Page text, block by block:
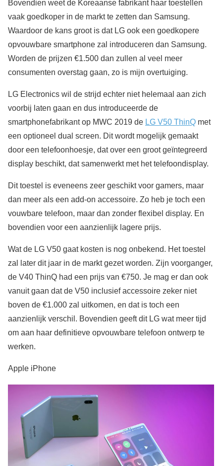
Bovendien weet de Koreaanse fabrikant haar toestellen
vaak goedkoper in de markt te zetten dan Samsung.
Waardoor de kans groot is dat LG ook een goedkopere
opvouwbare smartphone zal introduceren dan Samsung.
Worden de prijzen €1.500 dan zullen al veel meer
consumenten overstag gaan, zo is mijn overtuiging.
LG Electronics wil de strijd echter niet helemaal aan zich
voorbij laten gaan en dus introduceerde de
smartphonefabrikant op MWC 2019 de LG V50 ThinQ met
een optioneel dual screen. Dit wordt mogelijk gemaakt
door een telefoonhoesje, dat over een groot geïntegreerd
display beschikt, dat samenwerkt met het telefoondisplay.
Dit toestel is eveneens zeer geschikt voor gamers, maar
dan meer als een add-on accessoire. Zo heb je toch een
vouwbare telefoon, maar dan zonder flexibel display. En
bovendien voor een aanzienlijk lagere prijs.
Wat de LG V50 gaat kosten is nog onbekend. Het toestel
zal later dit jaar in de markt gezet worden. Zijn voorganger,
de V40 ThinQ had een prijs van €750. Je mag er dan ook
vanuit gaan dat de V50 inclusief accessoire zeker niet
boven de €1.000 zal uitkomen, en dat is toch een
aanzienlijk verschil. Bovendien geeft dit LG wat meer tijd
om aan haar definitieve opvouwbare telefoon ontwerp te
werken.
Apple iPhone